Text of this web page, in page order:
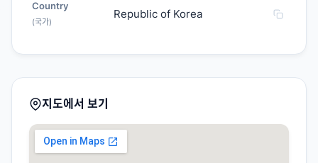
Country
(국가)
Republic of Korea
지도에서 보기